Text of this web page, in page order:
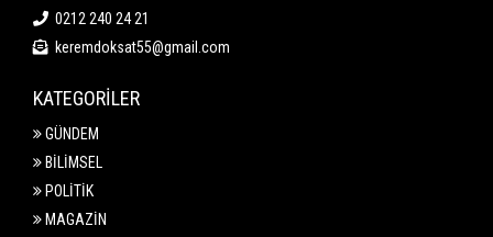
0212 240 24 21
keremdoksat55@gmail.com
KATEGORİLER
GÜNDEM
BİLİMSEL
POLİTİK
MAGAZİN